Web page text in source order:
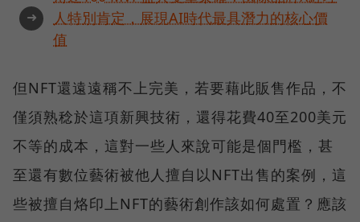
➜
人特別肯定，展現AI時代最具潛力的核心價
值
但NFT還遠遠稱不上完美，若要藉此販售作品，不
僅須熟稔於這項新興技術，還得花費40至200美元
不等的成本，這對一些人來說可能是個門檻，甚
至還有數位藝術被他人擅自以NFT出售的案例，這
些被擅自烙印上NFT的藝術創作該如何處置？應該